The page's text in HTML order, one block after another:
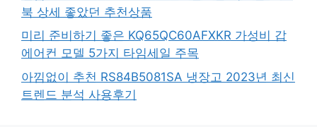
북 상세 좋았던 추천상품
미리 준비하기 좋은 KQ65QC60AFXKR 가성비 갑
에어컨 모델 5가지 타임세일 주목
아낌없이 추천 RS84B5081SA 냉장고 2023년 최신
트렌드 분석 사용후기